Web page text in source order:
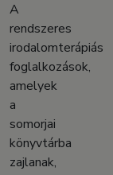
A
rendszeres
irodalomterápiás
foglalkozások,
amelyek
a
somorjai
könyvtárba
zajlanak,